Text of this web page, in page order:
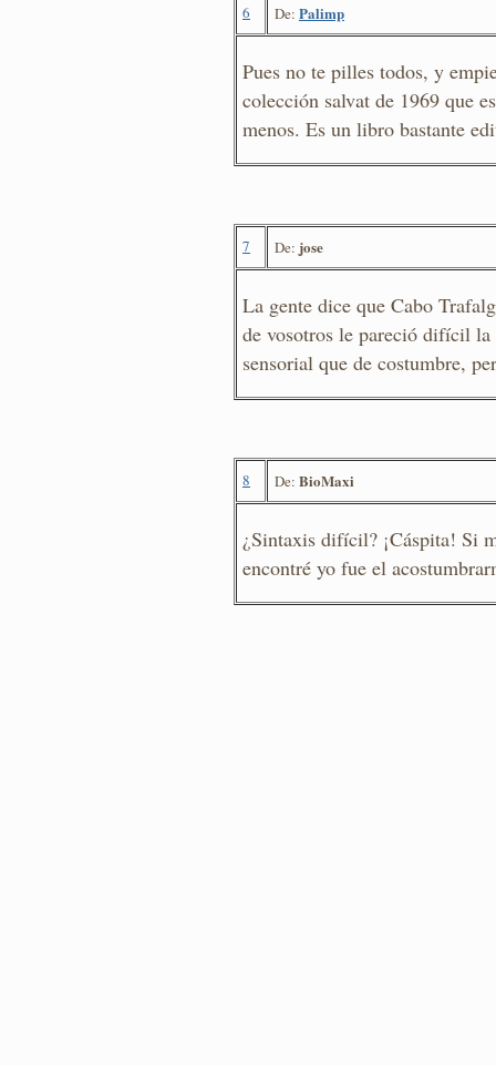
6 De: Palimp
Pues no te pilles todos, y
colección salvat de 1969 que
menos. Es un libro bastante
7 De: jose
La gente dice que Cabo
de vosotros le pareció difícil
sensorial que de costumbre,
8 De: BioMaxi
¿Sintaxis difícil? ¡Cáspita! Si
encontré yo fue el